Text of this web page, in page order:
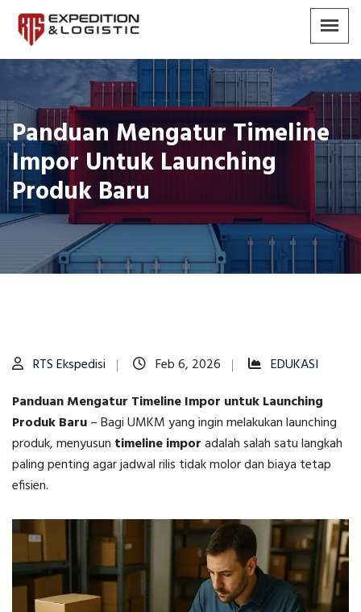
Panduan Mengatur Timeline
Impor Untuk Launching
Produk Baru
RTS Ekspedisi Feb 6, 2026
EDUKASI
Panduan Mengatur Timeline Impor untuk Launching
Produk Baru–Bagi UMKM yang ingin melakukan launching
produk, menyusun timeline imporadalah salah satu langkah
paling penting agar jadwal rilis tidak molor dan biaya tetap
efisien.